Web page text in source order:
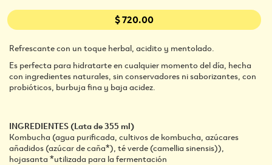
$ 720.00
Refrescante con un toque herbal, acidito y mentolado.
Es perfecta para hidratarte en cualquier momento del día, hecha
con ingredientes naturales, sin conservadores ni saborizantes, con
probióticos, burbuja fina y baja acidez.
INGREDIENTES (Lata de 355 ml)
Kombucha (agua purificada, cultivos de kombucha, azúcares
añadidos (azúcar de caña*), té verde (camellia sinensis)),
hojasanta *utilizada para la fermentación